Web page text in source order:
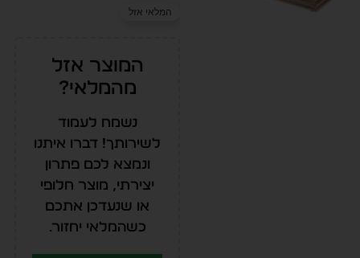
המלאי אזל
המוצר אזל
מהמלאי?
נשמח לעמוד
לשירותך! דברו איתנו
ונמצא לכם פתרון
יצירתי, מוצר חלופי
או שנעדכן אתכם
כשהמלאי יחזור.